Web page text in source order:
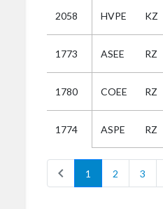
2058 HVPE KZ
1773 ASEE RZ
1780 COEE RZ
1774 ASPE RZ
chevron_left 1 2 3